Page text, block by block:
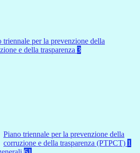
triennale per la prevenzione della
e della trasparenza 3
Piano triennale per la prevenzione della
corruzione e della trasparenza (PTPCT) 1